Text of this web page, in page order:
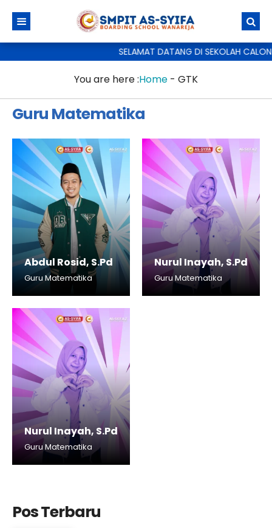
SELAMAT DATANG DI SEKOLAH
You are here :Home - GTK
Guru Matematika
Abdul Rosid, S.Pd
Guru Matematika
Nurul Inayah, S.Pd
Guru Matematika
Nurul Inayah, S.Pd
Guru Matematika
Pos Terbaru